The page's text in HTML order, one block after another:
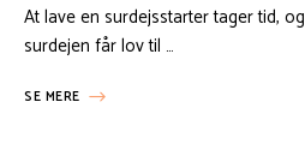
At lave en surdejsstarter tager tid,
surdejen får lov til …
SE MERE